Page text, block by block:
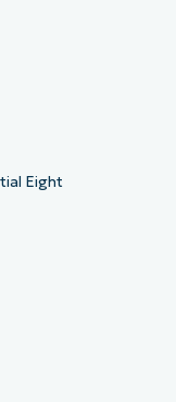
Eight